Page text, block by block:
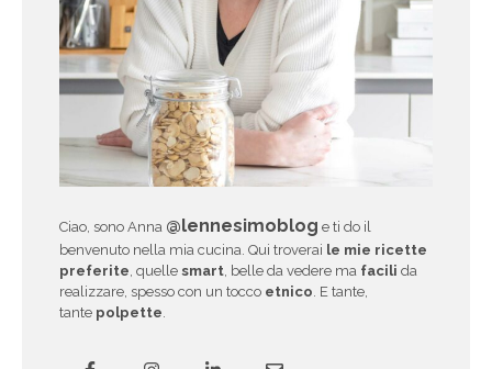
Ciao, sono Anna @lennesimoblog e ti do il
benvenuto nella mia cucina. Qui troverai le mie ricette
preferite, quelle smart, belle da vedere ma facili da
realizzare, spesso con un tocco etnico. E tante,
tante polpette.